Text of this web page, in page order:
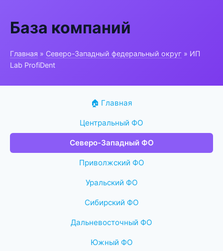
База компаний
Главная » Северо-Западный федеральный округ » ИП
Lab ProfiDent
🏠 Главная
Центральный ФО
Северо-Западный ФО
Приволжский ФО
Уральский ФО
Сибирский ФО
Дальневосточный ФО
Южный ФО